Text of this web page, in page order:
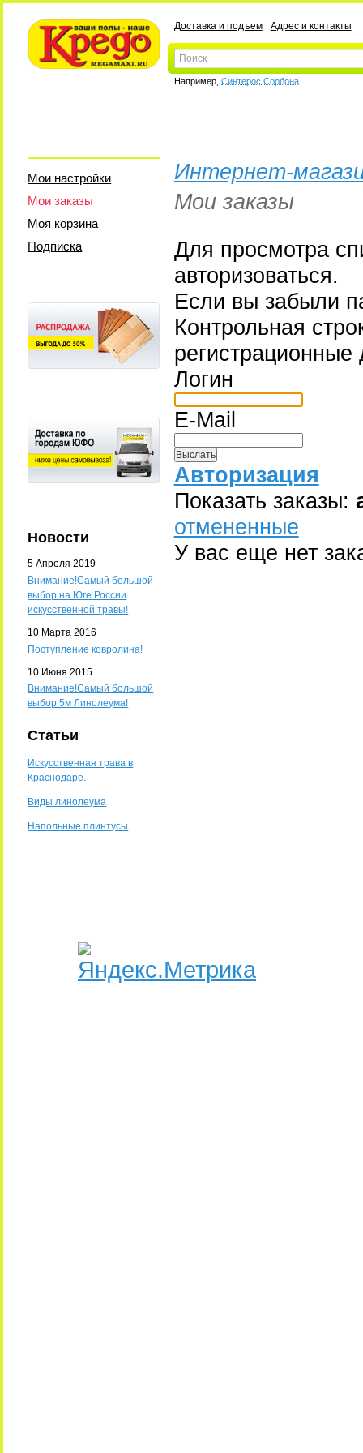
Доставка и подъем Адрес и контакты
Например, Синтерос Сорбона
Мои настройки
Мои заказы
Моя корзина
Подписка
Новости
5 Апреля 2019
Внимание!Самый большой
выбор на Юге России
искусственной травы!
10 Марта 2016
Поступление ковролина!
10 Июня 2015
Внимание!Самый большой
выбор 5м Линолеума!
Статьи
Искусственная трава в
Краснодаре.
Виды линолеума
Напольные плинтусы
Интернет-
Мои заказы
Для просмотра
авторизоваться.
Если вы забыли
Контрольная
Логин
E-Mail
Авторизация
Показать заказы:
отмененные
У вас еще нет